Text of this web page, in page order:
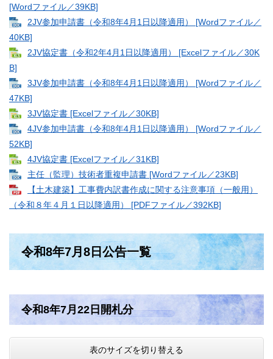
[Wordファイル／39KB]
2JV参加申請書（令和8年4月1日以降適用） [Wordファイル／
40KB]
2JV協定書（令和2年4月1日以降適用） [Excelファイル／30K
B]
3JV参加申請書（令和8年4月1日以降適用） [Wordファイル／
47KB]
3JV協定書 [Excelファイル／30KB]
4JV参加申請書（令和8年4月1日以降適用） [Wordファイル／
52KB]
4JV協定書 [Excelファイル／31KB]
主任（監理）技術者重複申請書 [Wordファイル／23KB]
【土木建築】工事費内訳書作成に関する注意事項（一般用）
（令和８年４月１日以降適用） [PDFファイル／392KB]
令和8年7月8日公告一覧
令和8年7月22日開札分​​​​​​​​​​​​​​​​
表のサイズを切り替える